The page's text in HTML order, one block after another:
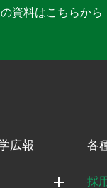
資料はこちらから
広報 各
採